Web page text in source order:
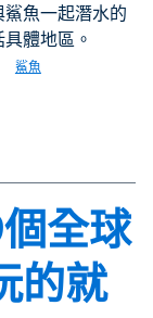
魚一起潛水的
體地區。
鯊魚
全球
的就